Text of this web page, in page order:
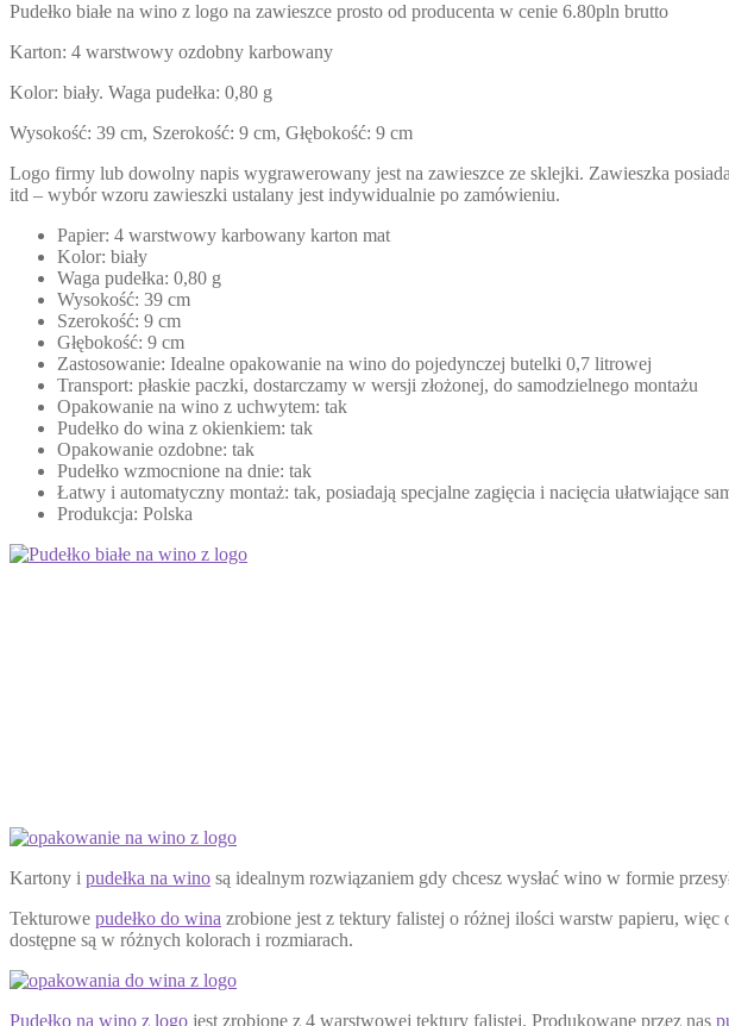
Pudełko białe na wino z logo na zawieszce prosto od producenta w cenie 6.80pln brutto
Karton: 4 warstwowy ozdobny karbowany
Kolor: biały. Waga pudełka: 0,80 g
Wysokość: 39 cm, Szerokość: 9 cm, Głębokość: 9 cm
Logo firmy lub dowolny napis wygrawerowany jest na zawieszce ze sklejki. Zawieszka
itd – wybór wzoru zawieszki ustalany jest indywidualnie po zamówieniu.
Papier: 4 warstwowy karbowany karton mat
Kolor: biały
Waga pudełka: 0,80 g
Wysokość: 39 cm
Szerokość: 9 cm
Głębokość: 9 cm
Zastosowanie: Idealne opakowanie na wino do pojedynczej butelki 0,7 litrowej
Transport: płaskie paczki, dostarczamy w wersji złożonej, do samodzielnego montażu
Opakowanie na wino z uchwytem: tak
Pudełko do wina z okienkiem: tak
Opakowanie ozdobne: tak
Pudełko wzmocnione na dnie: tak
Łatwy i automatyczny montaż: tak, posiadają specjalne zagięcia i nacięcia ułatwiające
Produkcja: Polska
Kartony i pudełka na wino są idealnym rozwiązaniem gdy chcesz wysłać wino w formie
Tekturowe pudełko do wina zrobione jest z tektury falistej o różnej ilości warstw papieru,
dostępne są w różnych kolorach i rozmiarach.
Pudełko na wino z logo jest zrobione z 4 warstwowej tektury falistej. Produkowane przez nas